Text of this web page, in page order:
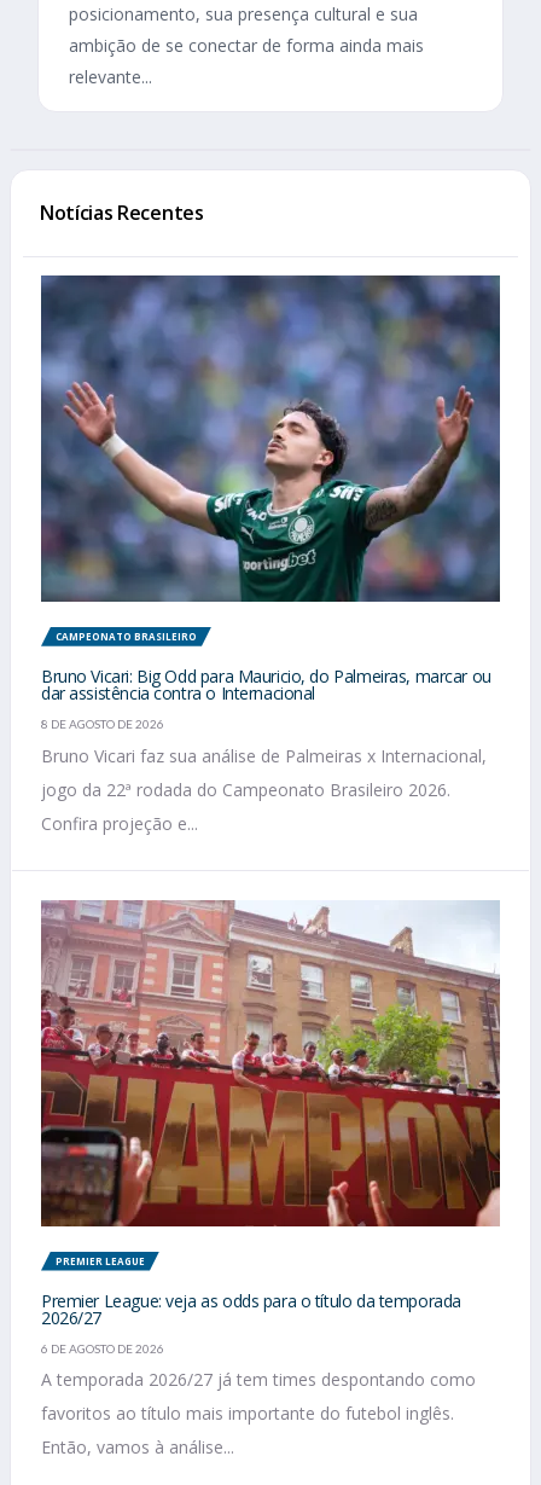
posicionamento, sua presença cultural e sua
ambição de se conectar de forma ainda mais
relevante...
Notícias Recentes
CAMPEONATO BRASILEIRO
Bruno Vicari: Big Odd para Mauricio, do Palmeiras, marcar ou
dar assistência contra o Internacional
8 DE AGOSTO DE 2026
Bruno Vicari faz sua análise de Palmeiras x Internacional,
jogo da 22ª rodada do Campeonato Brasileiro 2026.
Confira projeção e...
PREMIER LEAGUE
Premier League: veja as odds para o título da temporada
2026/27
6 DE AGOSTO DE 2026
A temporada 2026/27 já tem times despontando como
favoritos ao título mais importante do futebol inglês.
Então, vamos à análise...